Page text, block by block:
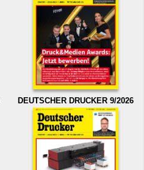
DEUTSCHER DRUCKER 9/2026